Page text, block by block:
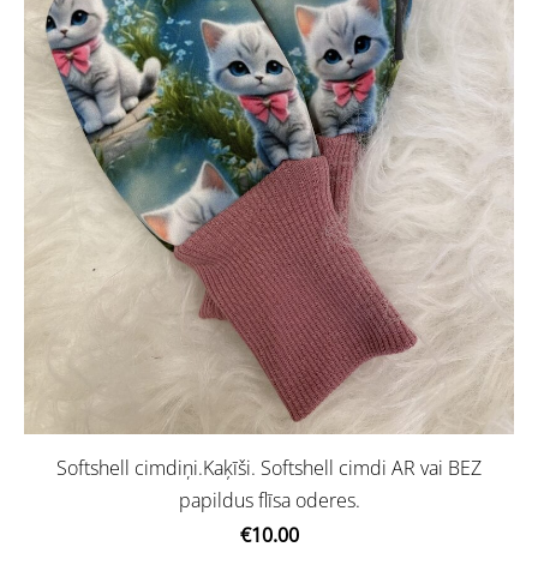
Softshell cimdiņi.Kaķīši. Softshell cimdi AR vai BEZ
papildus flīsa oderes.
€10.00